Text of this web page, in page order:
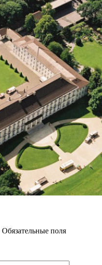
Обязательные поля